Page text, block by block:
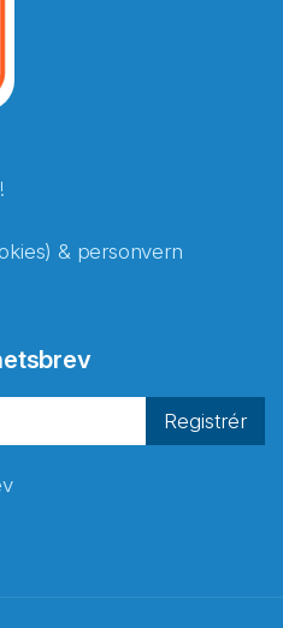
& personvern
Registrér